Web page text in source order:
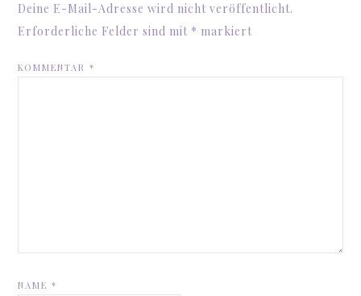
Deine E-Mail-Adresse wird nicht veröffentlicht.
Erforderliche Felder sind mit * markiert
KOMMENTAR*
NAME*